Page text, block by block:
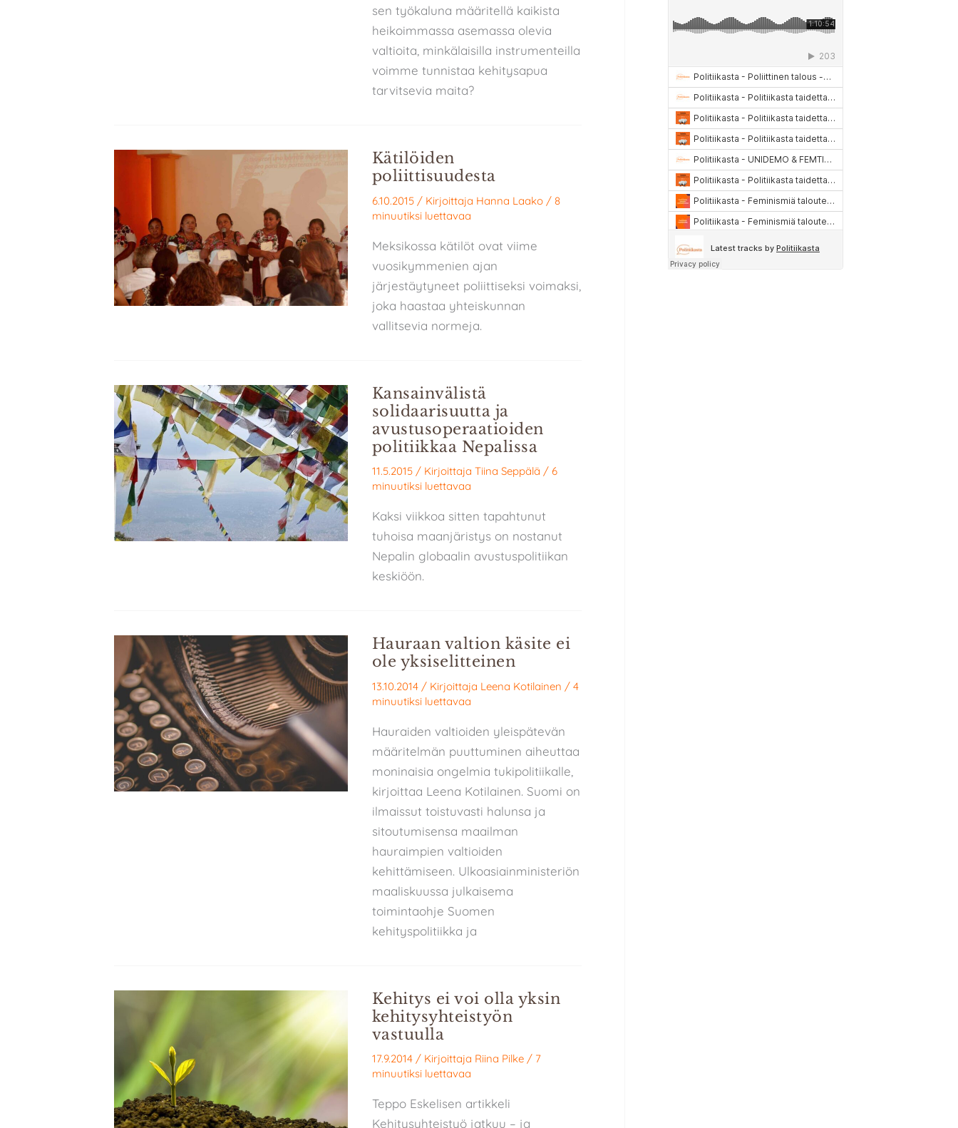
sen työkaluna määritellä kaikista
heikoimmassa asemassa olevia
valtioita, minkälaisilla instrumenteilla
voimme tunnistaa kehitysapua
tarvitsevia maita?
Kätilöiden
poliittisuudesta
6.10.2015 / Kirjoittaja Hanna Laako/ 8
minuutiksi luettavaa
Meksikossa kätilöt ovat viime
vuosikymmenien ajan
järjestäytyneet poliittiseksi voimaksi,
joka haastaa yhteiskunnan
vallitsevia normeja.
Kansainvälistä
solidaarisuutta ja
avustusoperaatioiden
politiikkaa Nepalissa
11.5.2015 / Kirjoittaja Tiina Seppälä / 6
minuutiksi luettavaa
Kaksi viikkoa sitten tapahtunut
tuhoisa maanjäristys on nostanut
Nepalin globaalin avustuspolitiikan
keskiöön.
Hauraan valtion käsite ei
ole yksiselitteinen
13.10.2014 / Kirjoittaja Leena Kotilainen / 4
minuutiksi luettavaa
Hauraiden valtioiden yleispätevän
määritelmän puuttuminen aiheuttaa
moninaisia ongelmia tukipolitiikalle,
kirjoittaa Leena Kotilainen. Suomi on
ilmaissut toistuvasti halunsa ja
sitoutumisensa maailman
hauraimpien valtioiden
kehittämiseen. Ulkoasiainministeriön
maaliskuussa julkaisema
toimintaohje Suomen
kehityspolitiikka ja
Kehitys ei voi olla yksin
kehitysyhteistyön
vastuulla
17.9.2014 / Kirjoittaja Riina Pilke/ 7
minuutiksi luettavaa
Teppo Eskelisen artikkeli
Kehitysyhteistyö jatkuu – ja